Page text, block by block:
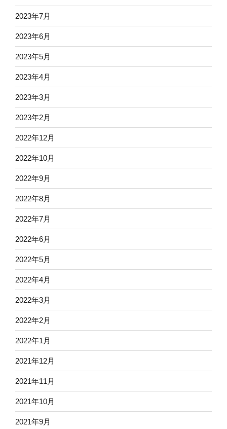
2023年7月
2023年6月
2023年5月
2023年4月
2023年3月
2023年2月
2022年12月
2022年10月
2022年9月
2022年8月
2022年7月
2022年6月
2022年5月
2022年4月
2022年3月
2022年2月
2022年1月
2021年12月
2021年11月
2021年10月
2021年9月